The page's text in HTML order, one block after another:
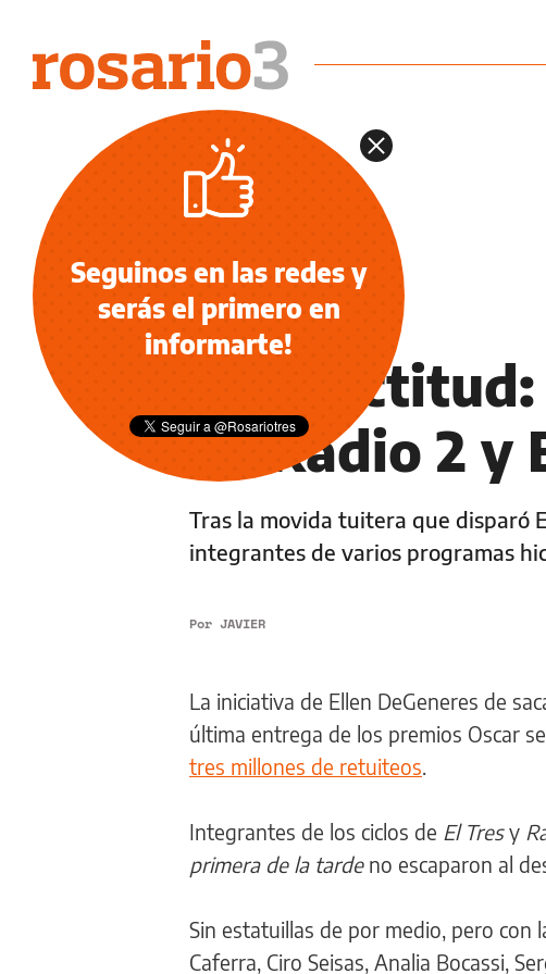
NOTICIAS
Pura
de Radio 2 y
Tras la movida tuitera que disparó
integrantes de varios programas
Por JAVIER
La iniciativa de Ellen DeGeneres de
última entrega de los premios Oscar
tres millones de retuiteos
Integrantes de los ciclos de El Tresy
primera de la tarde no escaparon al
Sin estatuillas de por medio, pero
Caferra, Ciro Seisas, Analia Bocassi,
Seguinos en las redes y
serás el primero en
informarte!